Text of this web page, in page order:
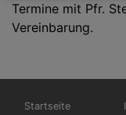
Termine mit Pfr.
Vereinbarung.
Hauptnavigation
Startseite